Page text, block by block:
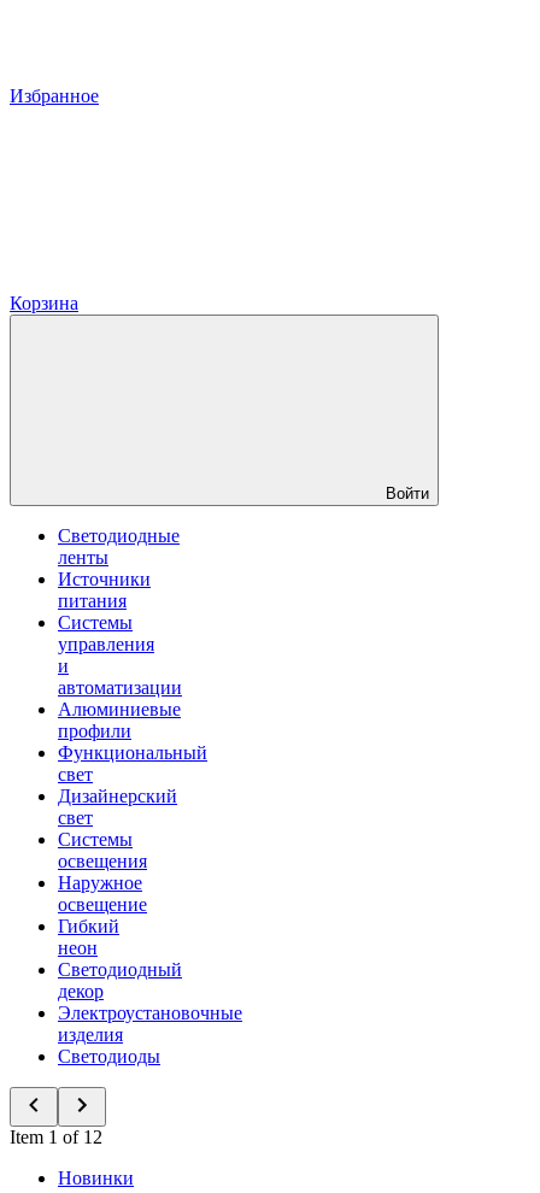
Избранное
Корзина
Войти
Светодиодные
ленты
Источники
питания
Системы
управления
и
автоматизации
Алюминиевые
профили
Функциональный
свет
Дизайнерский
свет
Системы
освещения
Наружное
освещение
Гибкий
неон
Светодиодный
декор
Электроустановочные
изделия
Светодиоды
Item 1 of 12
Новинки